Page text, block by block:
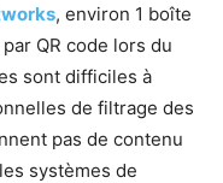
, environ 1 boîte
QR code lors du
sont difficiles à
de filtrage des
pas de contenu
systèmes de